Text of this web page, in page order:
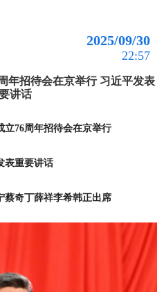
2025/09/30
22:57
年招待会在京举行 习近平发表
讲话
立76周年招待会在京举行
表重要讲话
蔡奇丁薛祥李希韩正出席